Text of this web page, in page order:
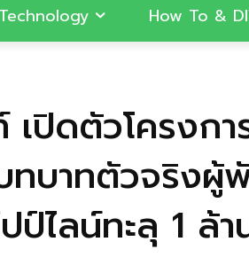
Technology How To &
ปิดตัวโครงกา
บาทตัวจริงผู้
ป์ไลน์ทะลุ 1 ล้า